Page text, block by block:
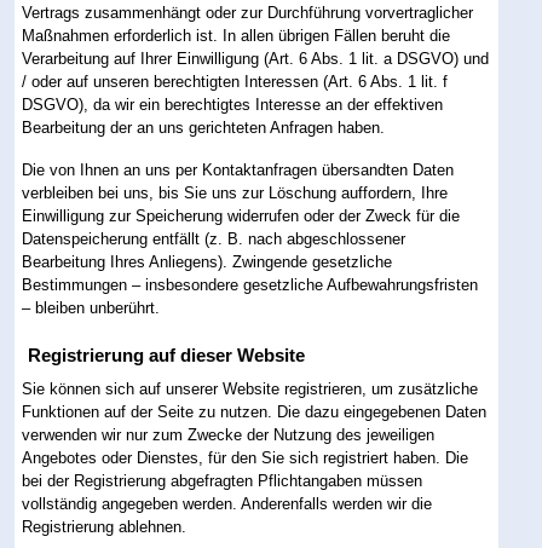
Vertrags zusammenhängt oder zur Durchführung vorvertraglicher
Maßnahmen erforderlich ist. In allen übrigen Fällen beruht die
Verarbeitung auf Ihrer Einwilligung (Art. 6 Abs. 1 lit. a DSGVO) und
/ oder auf unseren berechtigten Interessen (Art. 6 Abs. 1 lit. f
DSGVO), da wir ein berechtigtes Interesse an der effektiven
Bearbeitung der an uns gerichteten Anfragen haben.
Die von Ihnen an uns per Kontaktanfragen übersandten Daten
verbleiben bei uns, bis Sie uns zur Löschung auffordern, Ihre
Einwilligung zur Speicherung widerrufen oder der Zweck für die
Datenspeicherung entfällt (z. B. nach abgeschlossener
Bearbeitung Ihres Anliegens). Zwingende gesetzliche
Bestimmungen – insbesondere gesetzliche Aufbewahrungsfristen
– bleiben unberührt.
Registrierung auf dieser Website
Sie können sich auf unserer Website registrieren, um zusätzliche
Funktionen auf der Seite zu nutzen. Die dazu eingegebenen Daten
verwenden wir nur zum Zwecke der Nutzung des jeweiligen
Angebotes oder Dienstes, für den Sie sich registriert haben. Die
bei der Registrierung abgefragten Pflichtangaben müssen
vollständig angegeben werden. Anderenfalls werden wir die
Registrierung ablehnen.